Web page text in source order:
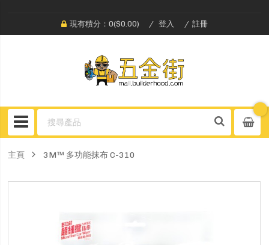
現有積分：0($0.00) 登入 註冊
主頁 3M™ 多功能抹布 C-310